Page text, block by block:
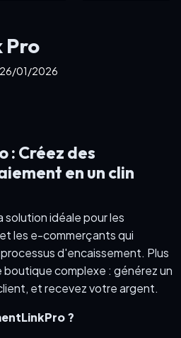
Pro
26/01/2026
: Créez des
en un clin
solution idéale pour les
les e-commerçants qui
d'encaissement. Plus
complexe : générez un
et recevez votre argent.
?